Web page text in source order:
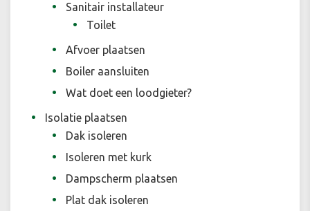
Sanitair installateur
Toilet
Afvoer plaatsen
Boiler aansluiten
Wat doet een loodgieter?
Isolatie plaatsen
Dak isoleren
Isoleren met kurk
Dampscherm plaatsen
Plat dak isoleren